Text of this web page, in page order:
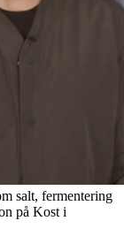
salt, fermentering
på Kost i